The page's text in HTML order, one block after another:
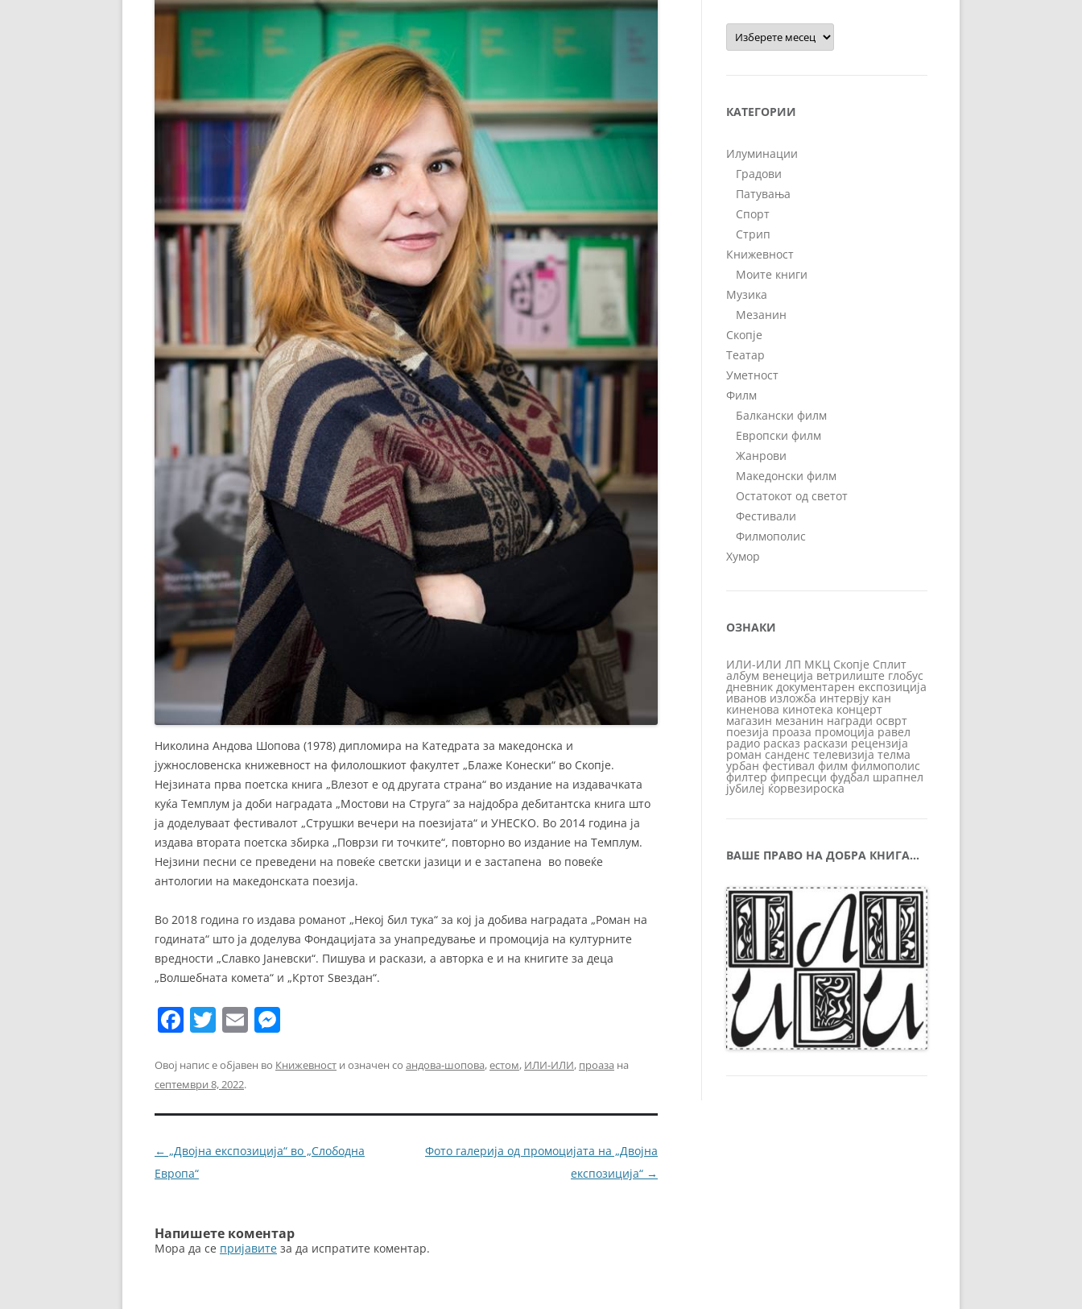
Николина Андова Шопова (1978) дипломира на Катедрата за македонска и
јужнословенска книжевност на филолошкиот факултет „Блаже Конески“ во Скопје.
Нејзината прва поетска книга „Влезот е од другата страна“ во издание на издавачката
куќа Темплум ја доби наградата „Мостови на Струга“ за најдобра дебитантска книга што
ја доделуваат фестивалот „Струшки вечери на поезијата“ и УНЕСКО. Во 2014 година ја
издава втората поетска збирка „Поврзи ги точките“, повторно во издание на Темплум.
Нејзини песни се преведени на повеќе светски јазици и е застапена во повеќе
антологии на македонската поезија.
Во 2018 година го издава романот „Некој бил тука“ за кој ја добива наградата „Роман на
годината“ што ја доделува Фондацијата за унaпредување и промоција на културните
вредности „Славко Јаневски“. Пишува и раскази, а авторка е и на книгите за деца
„Волшебната комета“ и „Кртот Ѕвездан“.
F
c
e
b
o
o
T
itt
er
E
ai ss
n
g
Овој напис е објавен во Книжевност и означен со андова-шопова,естом, ИЛИ-ИЛИ, проаза на
септември 8, 2022.
Навигација
за
← „Двојна експозиција“ во „Слободна
Европа“
Фото галерија од промоцијата на „Двојна
експозиција“ →
Напишете коментар
Мора да се пријавите за да испратите коментар.
Архиви
КАТЕГОРИИ
Илуминации
Градови
Патувања
Спорт
Стрип
Книжевност
Моите книги
Музика
Мезанин
Скопје
Театар
Уметност
Филм
Балкански филм
Европски филм
Жанрови
Македонски филм
Остатокот од светот
Фестивали
Филмополис
Хумор
ОЗНАКИ
ИЛИ-ИЛИ ЛП МКЦ Скопје Сплит
албум венеција ветрилиште глобус
дневник документарен експозиција
иванов изложба интервју кан
киненова кинотека концерт
магазин мезанин награди осврт
поезија проаза промоција равел
радио расказ раскази рецензија
роман санденс телевизија телма
урбан фестивал филм филмополис
филтер фипресци фудбал шрапнел
јубилеј ќорвезироска
ВАШЕ ПРАВО НА ДОБРА КНИГА…